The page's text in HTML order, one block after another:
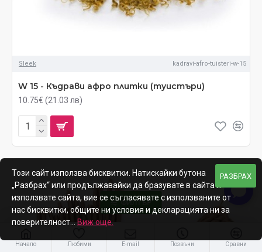
Sleek kadravi-afro-tuisteri-w-15
W 15 - Къдрави афро плитки (туистъри)
10.75€ (21.03 лв)
Начало Любими E-mail Позвъни Сравни
РАЗБРАХ
Този сайт използва бисквитки. Натискайки бутона
„Разбрах“ или продължавайки да бразувате в сайта и
използвате сайта, вие се съгласявате с използваните от
нас бисквитки, общите ни условия и декларацията ни за
поверителност... Виж още.
ФИЛТЪР